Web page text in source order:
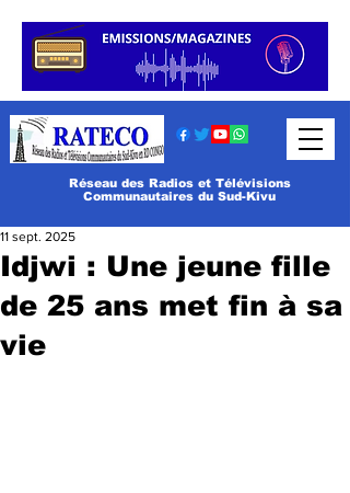
Réseau des Radios et Télévisions
Communautaires du Sud-Kivu
Idjwi : Une jeune fille
de 25 ans met fin à sa
vie
11 sept. 2025